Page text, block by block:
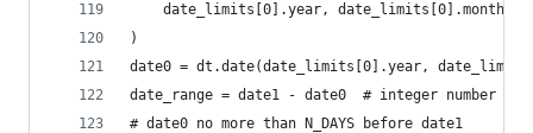
date_limits[0].year, date_limits[0].month,
)
date0 = dt.date(date_limits[0].year,
date_range = date1 - date0  # integer number of
# date0 no more than N_DAYS before date1